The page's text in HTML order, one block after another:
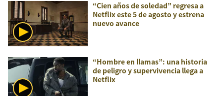
“Cien años de soledad” regresa a
Netflix este 5 de agosto y estrena
nuevo avance
“Hombre en llamas”: una historia
de peligro y supervivencia llega a
Netflix